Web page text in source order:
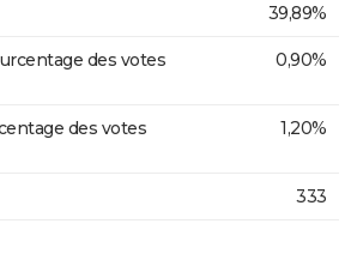
39,89%
des votes
0,90%
des votes
1,20%
333